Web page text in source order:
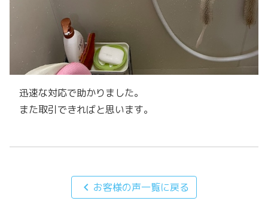
迅速な対応で助かりました。
また取引できればと思います。
chevron_left お客様の声一覧に戻る